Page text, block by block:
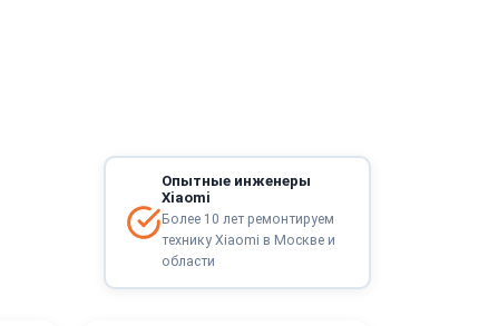
Опытные инженеры
Xiaomi
Более 10 лет ремонтируем
технику Xiaomi в Москве и
области